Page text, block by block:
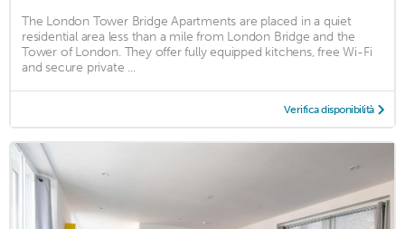
The London Tower Bridge Apartments are placed in a quiet
residential area less than a mile from London Bridge and the
Tower of London. They offer fully equipped kitchens, free Wi-Fi
and secure private ...
Verifica disponibilità